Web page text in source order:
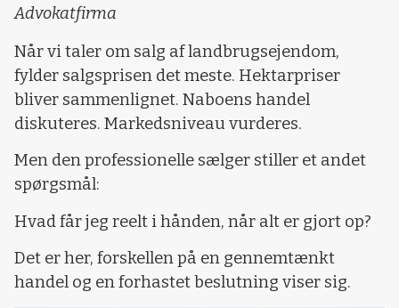
Advokatfirma
Når vi taler om salg af landbrugsejendom,
fylder salgsprisen det meste. Hektarpriser
bliver sammenlignet. Naboens handel
diskuteres. Markedsniveau vurderes.
Men den professionelle sælger stiller et andet
spørgsmål:
Hvad får jeg reelt i hånden, når alt er gjort op?
Det er her, forskellen på en gennemtænkt
handel og en forhastet beslutning viser sig.